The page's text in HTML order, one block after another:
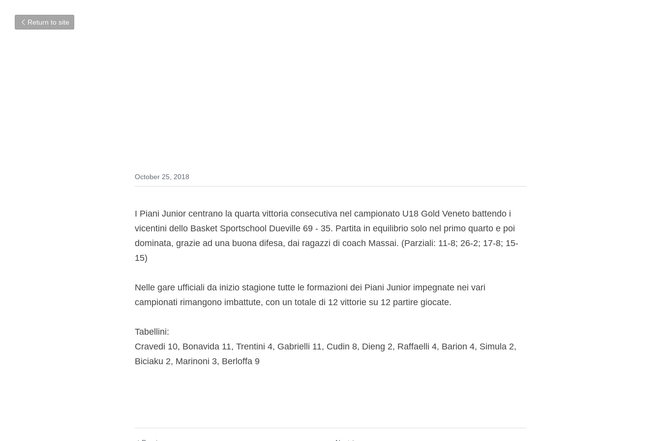
Return to site
October 25, 2018
I Piani Junior centrano la quarta vittoria consecutiva nel campionato U18 Gold Veneto battendo i
vicentini dello Basket Sportschool Dueville 69 - 35. Partita in equilibrio solo nel primo quarto e poi
dominata, grazie ad una buona difesa, dai ragazzi di coach Massai. (Parziali: 11-8; 26-2; 17-8; 15-
15)
Nelle gare ufficiali da inizio stagione tutte le formazioni dei Piani Junior impegnate nei vari
campionati rimangono imbattute, con un totale di 12 vittorie su 12 partire giocate.
Tabellini:
Cravedi 10, Bonavida 11, Trentini 4, Gabrielli 11, Cudin 8, Dieng 2, Raffaelli 4, Barion 4, Simula 2,
Biciaku 2, Marinoni 3, Berloffa 9